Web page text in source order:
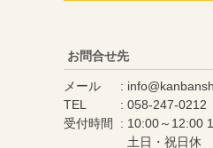
お問合せ先
メール
TEL
058-247-0212
受付時間
10:00～12:00
土日・祝日休